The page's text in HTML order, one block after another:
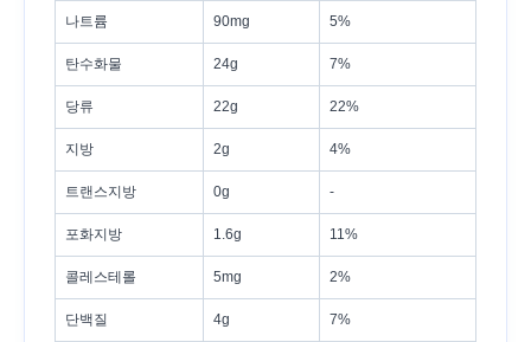
나트륨 90mg 5%
탄수화물 24g 7%
당류 22g 22%
지방 2g 4%
트랜스지방 0g -
포화지방 1.6g 11%
콜레스테롤 5mg 2%
단백질 4g 7%